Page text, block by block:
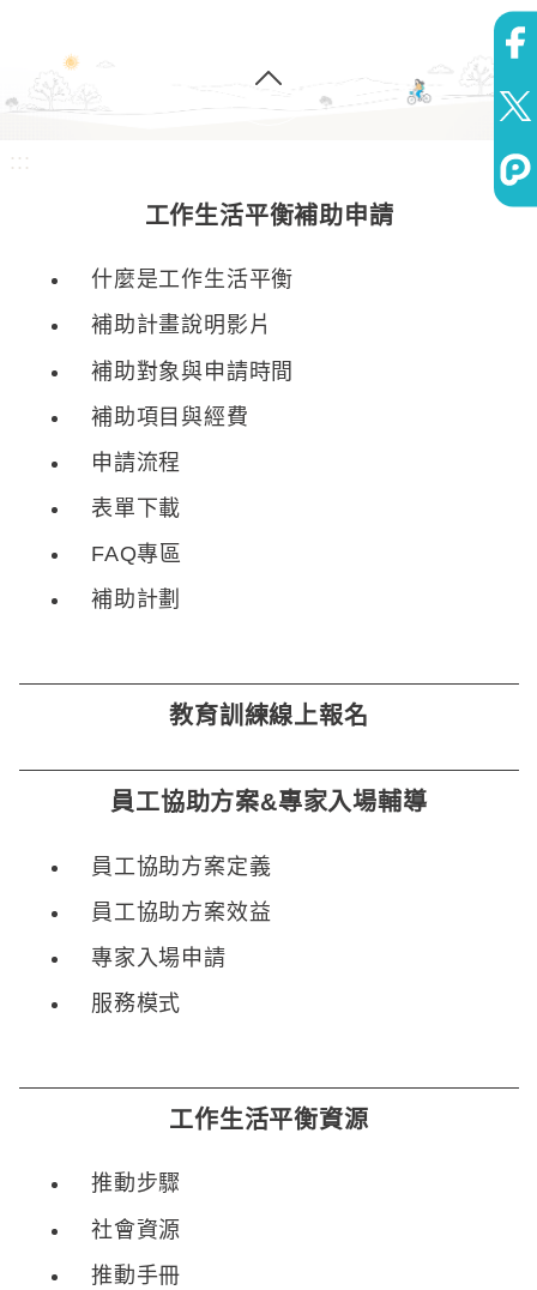
:::
工作生活平衡補助申請
什麼是工作生活平衡
補助計畫說明影片
補助對象與申請時間
補助項目與經費
申請流程
表單下載
FAQ專區
補助計劃
教育訓練線上報名
員工協助方案&專家入場輔導
員工協助方案定義
員工協助方案效益
專家入場申請
服務模式
工作生活平衡資源
推動步驟
社會資源
推動手冊